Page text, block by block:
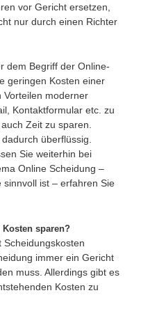
vor Gericht ersetzen,
nur durch einen Richter
dem Begriff der Online-
geringen Kosten einer
Vorteilen moderner
Kontaktformular etc. zu
Zeit zu sparen.
überflüssig.
Sie weiterhin bei
Online Scheidung –
sinnvoll ist – erfahren Sie
sparen?
Scheidungskosten
immer ein Gericht
muss. Allerdings gibt es
Kosten zu